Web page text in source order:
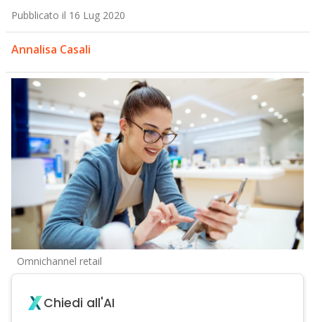
Pubblicato il 16 Lug 2020
Annalisa Casali
Omnichannel retail
Chiedi all'AI